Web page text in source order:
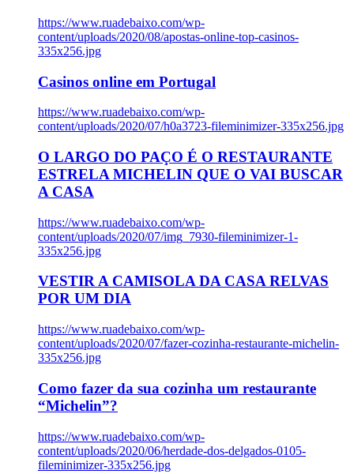
https://www.ruadebaixo.com/wp-
content/uploads/2020/08/apostas-online-top-casinos-
335x256.jpg
Casinos online em Portugal
https://www.ruadebaixo.com/wp-
content/uploads/2020/07/h0a3723-fileminimizer-335x256.jpg
O LARGO DO PAÇO É O RESTAURANTE
ESTRELA MICHELIN QUE O VAI BUSCAR
A CASA
https://www.ruadebaixo.com/wp-
content/uploads/2020/07/img_7930-fileminimizer-1-
335x256.jpg
VESTIR A CAMISOLA DA CASA RELVAS
POR UM DIA
https://www.ruadebaixo.com/wp-
content/uploads/2020/07/fazer-cozinha-restaurante-michelin-
335x256.jpg
Como fazer da sua cozinha um restaurante
“Michelin”?
https://www.ruadebaixo.com/wp-
content/uploads/2020/06/herdade-dos-delgados-0105-
fileminimizer-335x256.jpg